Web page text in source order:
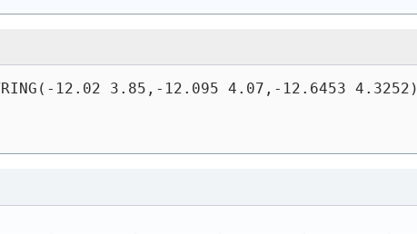
12.02 3.85,-12.095 4.07,-12.6453 4.3252)